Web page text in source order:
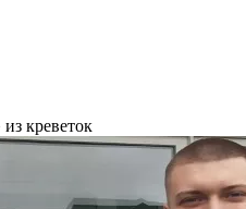
креветок